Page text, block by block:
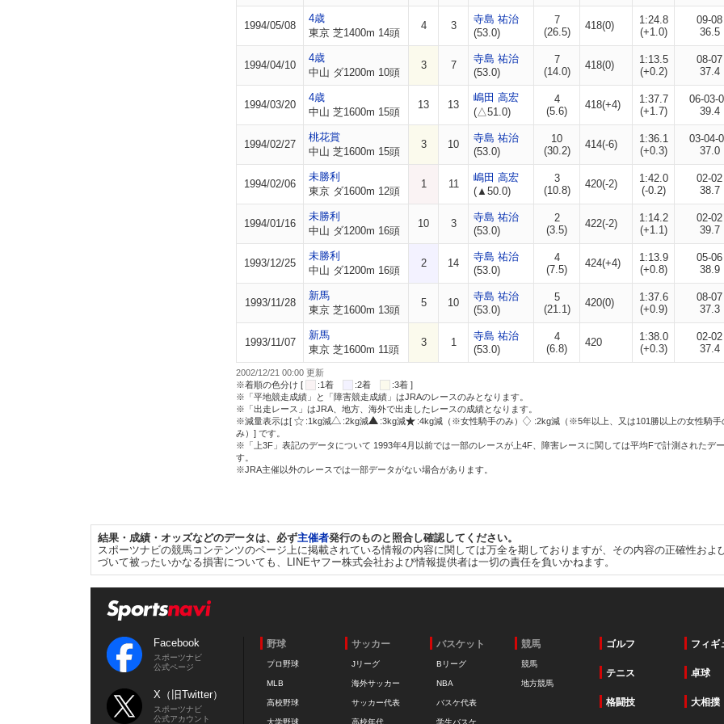
1994/05/08
4歳
東京 芝1400m 14頭
4 3
寺島 祐治
(53.0)
7
(26.5)
418(0)
1:24.8
(+1.0)
09-08
36.5
1994/04/10
4歳
中山 ダ1200m 10頭
3 7
寺島 祐治
(53.0)
7
(14.0)
418(0)
1:13.5
(+0.2)
08-07
37.4
1994/03/20
4歳
中山 芝1600m 15頭
13 13
嶋田 高宏
(△51.0)
4
(5.6)
418(+4)
1:37.7
(+1.7)
06-03-
39.4
1994/02/27
桃花賞
中山 芝1600m 15頭
3 10
寺島 祐治
(53.0)
10
(30.2)
414(-6)
1:36.1
(+0.3)
03-04-
37.0
1994/02/06
未勝利
東京 ダ1600m 12頭
1 11
嶋田 高宏
(▲50.0)
3
(10.8)
420(-2)
1:42.0
(-0.2)
02-02
38.7
1994/01/16
未勝利
中山 ダ1200m 16頭
10 3
寺島 祐治
(53.0)
2
(3.5)
422(-2)
1:14.2
(+1.1)
02-02
39.7
1993/12/25
未勝利
中山 ダ1200m 16頭
2 14
寺島 祐治
(53.0)
4
(7.5)
424(+4)
1:13.9
(+0.8)
05-06
38.9
1993/11/28
新馬
東京 芝1600m 13頭
5 10
寺島 祐治
(53.0)
5
(21.1)
420(0)
1:37.6
(+0.9)
08-07
37.3
1993/11/07
新馬
東京 芝1600m 11頭
3 1
寺島 祐治
(53.0)
4
(6.8)
420
1:38.0
(+0.3)
02-02
37.4
2002/12/21 00:00 更新
※着順の色分け [
:1着 :2着
:3着 ]
※「平地競走成績」と「障害競走成績」はJRAのレースのみとなります。
※「出走レース」はJRA、地方、海外で出走したレースの成績となります。
※減量表示は[
:1kg減 :2kg減 :3kg減 :4kg減（※女性騎手のみ）
:2kg減（※5年以上、又は101勝以上の女性騎手
み）] です。
※「上3F」表記のデータについて 1993年4月以前では一部のレースが上4F、障害レースに関しては平均Fで計測されたデ
す。
※JRA主催以外のレースでは一部データがない場合があります。
結果・成績・オッズなどのデータは、必ず主催者発行のものと照合し確認してください。
スポーツナビの競馬コンテンツのページ上に掲載されている情報の内容に関しては万全を期しておりますが、その内容の正確性お
づいて被ったいかなる損害についても、LINEヤフー株式会社および情報提供者は一切の責任を負いかねます。
Facebook
スポーツナビ
公式ページ
X（旧Twitter）
スポーツナビ
公式アカウント
野球
プロ野球
MLB
高校野球
大学野球
サッカー
Jリーグ
海外サッカー
サッカー代表
高校年代
バスケット
Bリーグ
NBA
バスケ代表
学生バスケ
競馬
競馬
地方競馬
ゴルフ フィギ
テニス 卓球
格闘技 大相撲